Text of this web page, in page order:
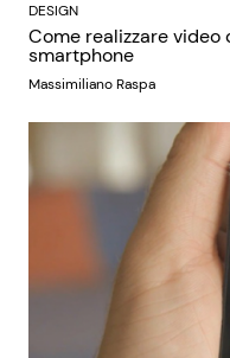
DESIGN
Come realizzare
smartphone
Massimiliano Raspa